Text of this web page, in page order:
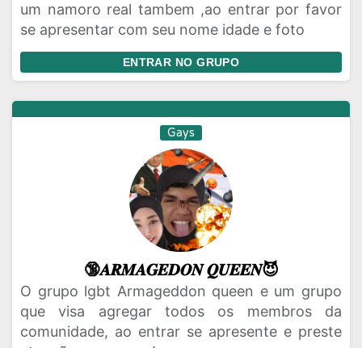
um namoro real tambem ,ao entrar por favor
se apresentar com seu nome idade e foto
ENTRAR NO GRUPO
Gays
🔞𝑨𝑹𝑴𝑨𝑮𝑬𝑫𝑶𝑵 𝑸𝑼𝑬𝑬𝑵😈
O grupo lgbt Armageddon queen e um grupo
que visa agregar todos os membros da
comunidade, ao entrar se apresente e preste